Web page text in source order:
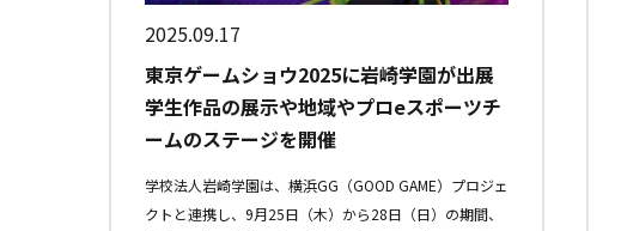
2025.09.17
東京ゲームショウ2025に岩崎学園が出展
学生作品の展示や地域やプロeスポーツチ
ームのステージを開催
学校法人岩崎学園は、横浜GG（GOOD GAME）プロジェ
クトと連携し、9月25日（木）から28日（日）の期間、